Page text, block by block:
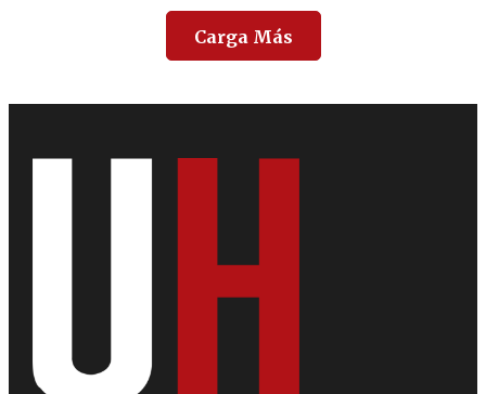
Carga Más